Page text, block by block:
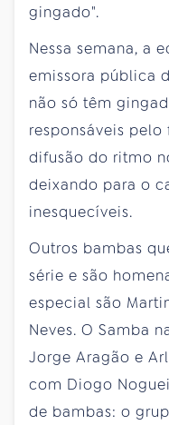
gingado".
Nessa semana, a
emissora pública
não só têm
responsáveis
difusão do ritmo
deixando para o
inesquecíveis.
Outros bambas
série e são
especial são
Neves. O Samba
Jorge Aragão e
com Diogo
de bambas: o